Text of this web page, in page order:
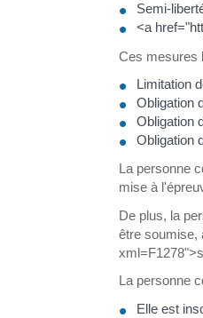
Semi-
<a
Ces mesures
Limitation
Obligation
Obligation
Obligation
La personne
mise à
De plus, la
être soumise,
La personne
Elle est